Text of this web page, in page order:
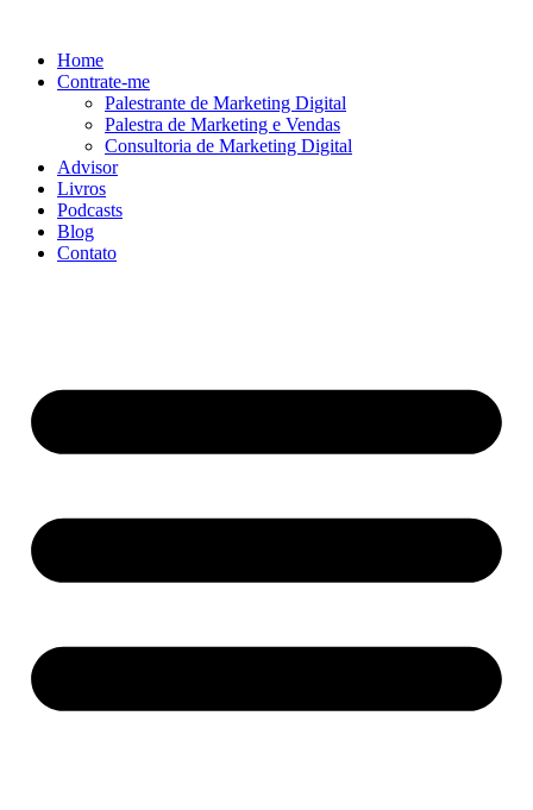
conteúdo
Home
Contrate-me
Palestrante de Marketing Digital
Palestra de Marketing e Vendas
Consultoria de Marketing Digital
Advisor
Livros
Podcasts
Blog
Contato